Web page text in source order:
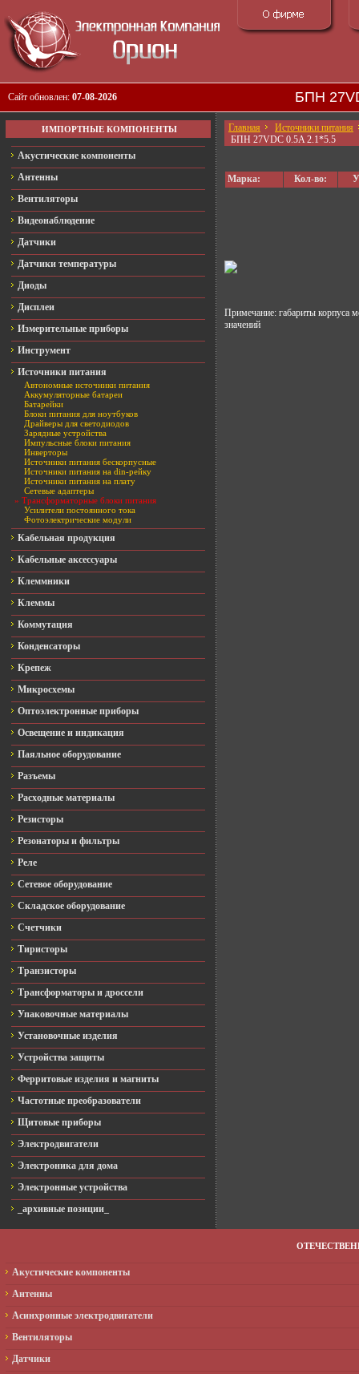
Сайт обновлен: 07-08-2026 БПН
ИМПОРТНЫЕ КОМПОНЕНТЫ
Акустические компоненты
Антенны
Вентиляторы
Видеонаблюдение
Датчики
Датчики температуры
Диоды
Дисплеи
Измерительные приборы
Инструмент
Источники питания
Автономные источники питания
Аккумуляторные батареи
Батарейки
Блоки питания для ноутбуков
Драйверы для светодиодов
Зарядные устройства
Импульсные блоки питания
Инверторы
Источники питания бескорпусные
Источники питания на din-рейку
Источники питания на плату
Сетевые адаптеры
» Трансформаторные блоки питания
Усилители постоянного тока
Фотоэлектрические модули
Кабельная продукция
Кабельные аксессуары
Клеммники
Клеммы
Коммутация
Конденсаторы
Крепеж
Микросхемы
Оптоэлектронные приборы
Освещение и индикация
Паяльное оборудование
Разъемы
Расходные материалы
Резисторы
Резонаторы и фильтры
Реле
Сетевое оборудование
Складское оборудование
Счетчики
Тиристоры
Транзисторы
Трансформаторы и дроссели
Упаковочные материалы
Установочные изделия
Устройства защиты
Ферритовые изделия и магниты
Частотные преобразователи
Щитовые приборы
Электродвигатели
Электроника для дома
Электронные устройства
_архивные позиции_
Главная
Источники питания
БПН 27VDC 0.5A 2.1*5.5
Марка: Кол-во:
Примечание: габариты корпуса
значений
Акустические компоненты
Антенны
Асинхронные электродвигатели
Вентиляторы
Датчики